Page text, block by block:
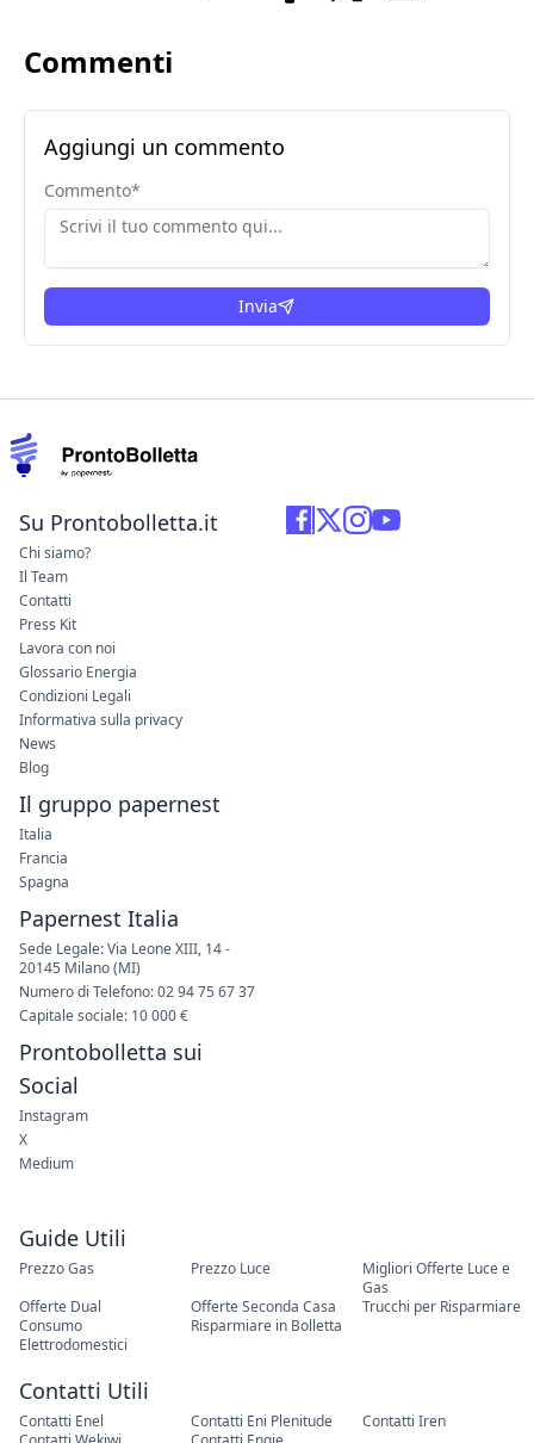
Commenti
Aggiungi un commento
Commento*
Invia
Guide Utili
Prezzo Gas Prezzo Luce
Migliori Offerte Luce e
Gas
Offerte Dual
Offerte Seconda Casa
Trucchi per Risparmiare
Consumo
Elettrodomestici
Risparmiare in Bolletta
Contatti Utili
Contatti Enel Contatti Eni Plenitude
Contatti Iren
Su Prontobolletta.it
Chi siamo?
Il Team
Contatti
Press Kit
Lavora con noi
Glossario Energia
Condizioni Legali
Informativa sulla privacy
News
Blog
Il gruppo papernest
Italia
Francia
Spagna
Papernest Italia
Sede Legale: Via Leone XIII, 14 -
20145 Milano (MI)
Numero di Telefono: 02 94 75 67 37
Capitale sociale: 10 000 €
Prontobolletta sui
Social
Instagram
X
Medium